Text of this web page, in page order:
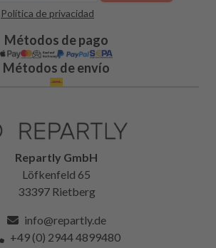
Política de privacidad
Métodos de pago
Métodos de envío
Repartly GmbH
Löfkenfeld 65
33397 Rietberg
info@repartly.de
+49 (0) 2944 4899480